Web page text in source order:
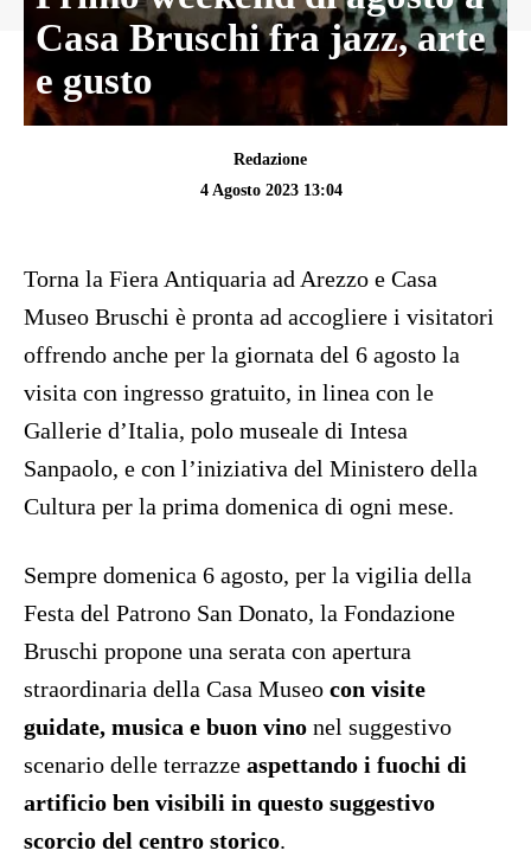
Casa Bruschi fra jazz, arte
e gusto
Redazione
4 Agosto 2023 13:04
Torna la Fiera Antiquaria ad Arezzo e Casa
Museo Bruschi è pronta ad accogliere i visitatori
offrendo anche per la giornata del 6 agosto la
visita con ingresso gratuito, in linea con le
Gallerie d’Italia, polo museale di Intesa
Sanpaolo, e con l’iniziativa del Ministero della
Cultura per la prima domenica di ogni mese.
Sempre domenica 6 agosto, per la vigilia della
Festa del Patrono San Donato, la Fondazione
Bruschi propone una serata con apertura
straordinaria della Casa Museo con visite
guidate, musica e buon vino nel suggestivo
scenario delle terrazze aspettando i fuochi di
artificio ben visibili in questo suggestivo
scorcio del centro storico.